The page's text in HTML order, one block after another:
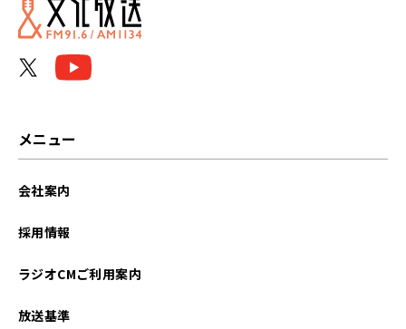
2026年06月
メニュー
会社案内
採用情報
ラジオCMご利用案内
放送基準